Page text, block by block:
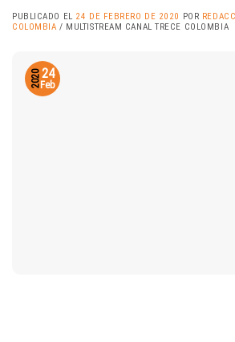
PUBLICADO EL 24 DE FEBRERO DE 2020 POR
COLOMBIA / MULTISTREAM CANAL TRECE COLOMBIA
24
Feb
2020